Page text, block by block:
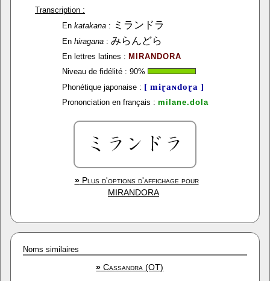
Transcription :
En katakana: ミランドラ
En hiragana: みらんどら
En lettres latines : MIRANDORA
Niveau de fidélité : 90%
Phonétique japonaise : [ miɽaɴdoɽa ]
Prononciation en français : milane.dola
»Plus d'options d'affichage pour
MIRANDORA
Noms similaires
» Cassandra (OT)